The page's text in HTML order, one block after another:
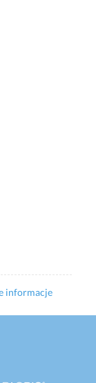
informacje